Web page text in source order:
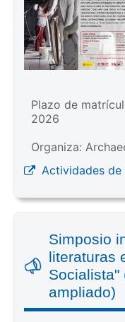
Plazo de
2026
Organiza:
Actividades
Simposio
literaturas
Socialista"
ampliado)